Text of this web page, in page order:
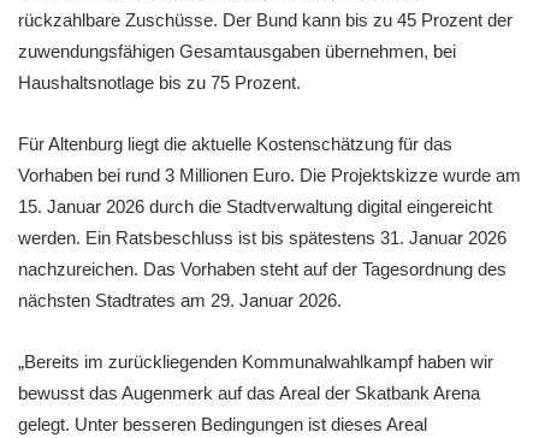
rückzahlbare Zuschüsse. Der Bund kann bis zu 45 Prozent der
zuwendungsfähigen Gesamtausgaben übernehmen, bei
Haushaltsnotlage bis zu 75 Prozent.
Für Altenburg liegt die aktuelle Kostenschätzung für das
Vorhaben bei rund 3 Millionen Euro. Die Projektskizze wurde am
15. Januar 2026 durch die Stadtverwaltung digital eingereicht
werden. Ein Ratsbeschluss ist bis spätestens 31. Januar 2026
nachzureichen. Das Vorhaben steht auf der Tagesordnung des
nächsten Stadtrates am 29. Januar 2026.
„Bereits im zurückliegenden Kommunalwahlkampf haben wir
bewusst das Augenmerk auf das Areal der Skatbank Arena
gelegt. Unter besseren Bedingungen ist dieses Areal